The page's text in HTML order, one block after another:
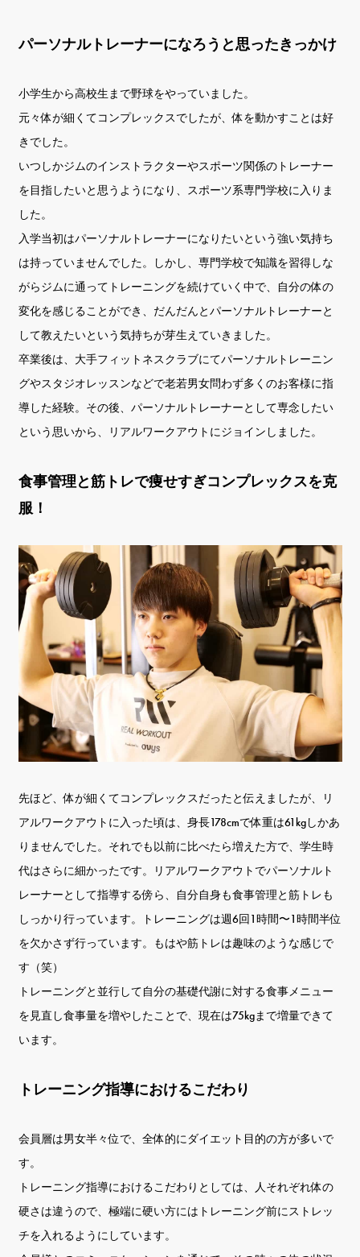
パーソナルトレーナーになろうと思ったきっかけ
小学生から高校生まで野球をやっていました。
元々体が細くてコンプレックスでしたが、体を動かすことは好
きでした。
いつしかジムのインストラクターやスポーツ関係のトレーナー
を目指したいと思うようになり、スポーツ系専門学校に入りま
した。
入学当初はパーソナルトレーナーになりたいという強い気持ち
は持っていませんでした。しかし、専門学校で知識を習得しな
がらジムに通ってトレーニングを続けていく中で、自分の体の
変化を感じることができ、だんだんとパーソナルトレーナーと
して教えたいという気持ちが芽生えていきました。
卒業後は、大手フィットネスクラブにてパーソナルトレーニン
グやスタジオレッスンなどで老若男女問わず多くのお客様に指
導した経験。その後、パーソナルトレーナーとして専念したい
という思いから、リアルワークアウトにジョインしました。
食事管理と筋トレで痩せすぎコンプレックスを克
服！
先ほど、体が細くてコンプレックスだったと伝えましたが、リ
アルワークアウトに入った頃は、身長178cmで体重は61kgしかあ
りませんでした。それでも以前に比べたら増えた方で、学生時
代はさらに細かったです。リアルワークアウトでパーソナルト
レーナーとして指導する傍ら、自分自身も食事管理と筋トレも
しっかり行っています。トレーニングは週6回1時間〜1時間半位
を欠かさず行っています。もはや筋トレは趣味のような感じで
す（笑）
トレーニングと並行して自分の基礎代謝に対する食事メニュー
を見直し食事量を増やしたことで、現在は75kgまで増量できて
います。
トレーニング指導におけるこだわり
会員層は男女半々位で、全体的にダイエット目的の方が多いで
す。
トレーニング指導におけるこだわりとしては、人それぞれ体の
硬さは違うので、極端に硬い方にはトレーニング前にストレッ
チを入れるようにしています。